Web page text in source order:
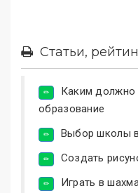
Статьи,
Каким должно
образование
Выбор школы
Создать
Играть в